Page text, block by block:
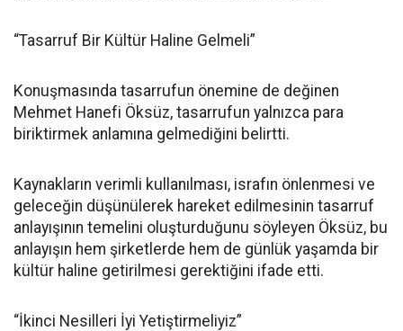
“Tasarruf Bir Kültür Haline Gelmeli”
Konuşmasında tasarrufun önemine de değinen
Mehmet Hanefi Öksüz, tasarrufun yalnızca para
biriktirmek anlamına gelmediğini belirtti.
Kaynakların verimli kullanılması, israfın önlenmesi ve
geleceğin düşünülerek hareket edilmesinin tasarruf
anlayışının temelini oluşturduğunu söyleyen Öksüz, bu
anlayışın hem şirketlerde hem de günlük yaşamda bir
kültür haline getirilmesi gerektiğini ifade etti.
“İkinci Nesilleri İyi Yetiştirmeliyiz”